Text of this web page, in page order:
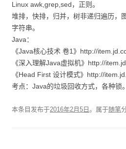
Linux awk,grep,sed，正则。
堆排，快排，归并，树非递归遍历，
字符串。
Java：
《Java核心技术 卷1》http://
《深入理解Java虚拟机》http://
《Head First 设计模式》http://
考点：Java的垃圾回收方式，各种锁。
本条目发布于2016年2月5日 。属于随笔